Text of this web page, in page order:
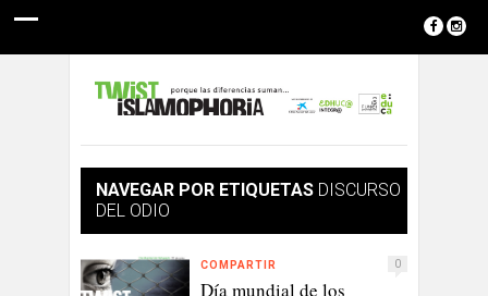
NAVEGAR POR ETIQUETAS DISCURSO
DEL ODIO
COMPARTIR 0
Día mundial de los